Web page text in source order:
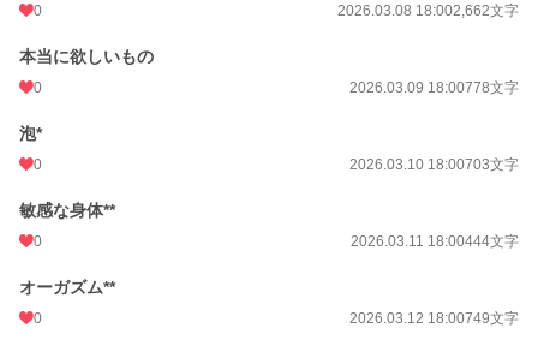
0 2026.03.08 18:002,662文字
本当に欲しいもの
0 2026.03.09 18:00778文字
泡*
0 2026.03.10 18:00703文字
敏感な身体**
0 2026.03.11 18:00444文字
オーガズム**
0 2026.03.12 18:00749文字